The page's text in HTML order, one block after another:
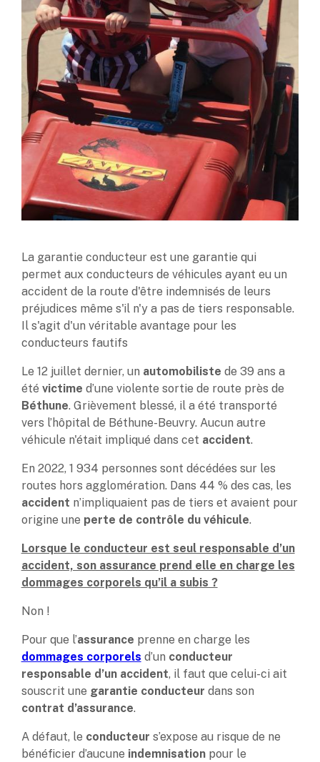
La garantie conducteur est une garantie qui
permet aux conducteurs de véhicules ayant eu un
accident de la route d'être indemnisés de leurs
préjudices même s'il n'y a pas de tiers responsable.
Il s'agit d'un véritable avantage pour les
conducteurs fautifs
Le 12 juillet dernier, un automobiliste de 39 ans a
été victime d’une violente sortie de route près de
Béthune. Grièvement blessé, il a été transporté
vers l’hôpital de Béthune-Beuvry. Aucun autre
véhicule n'était impliqué dans cet accident.
En 2022, 1 934 personnes sont décédées sur les
routes hors agglomération. Dans 44 % des cas, les
accident n’impliquaient pas de tiers et avaient pour
origine une perte de contrôle du véhicule.
Lorsque le conducteur est seul responsable d’un
accident, son assurance prend elle en charge les
dommages corporels qu’il a subis ?
Non !
Pour que l’assurance prenne en charge les
dommages corporels d’un conducteur
responsable d’un accident, il faut que celui-ci ait
souscrit une garantie conducteur dans son
contrat d’assurance.
A défaut, le conducteur s’expose au risque de ne
bénéficier d’aucune indemnisationpour le